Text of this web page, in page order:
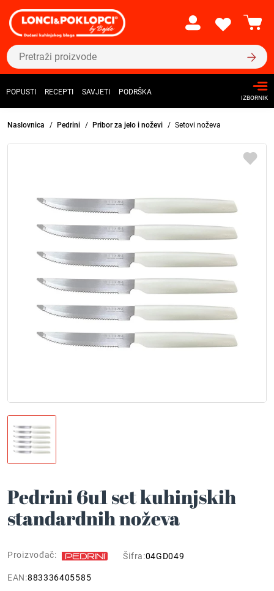
POPUSTI RECEPTI SAVJETI PODRŠKA
IZBORNIK
Naslovnica Pedrini Pribor za jelo i noževi Setovi noževa
Pedrini 6u1 set kuhinjskih
standardnih noževa
Proizvođač: Šifra:04GD049
EAN:883336405585